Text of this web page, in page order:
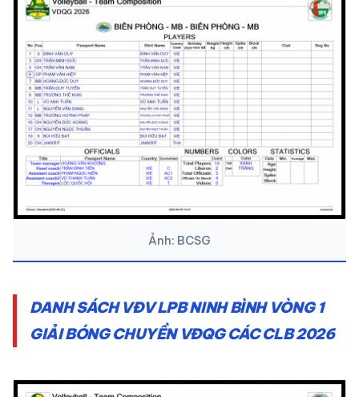
Ảnh: BCSG
DANH SÁCH VĐV LPB NINH BÌNH VÒNG 1
GIẢI BÓNG CHUYỀN VĐQG CÁC CLB 2026